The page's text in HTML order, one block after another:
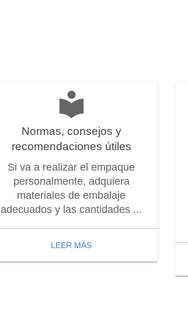
Normas, consejos y
recomendaciones útiles
Si va a realizar el empaque
personalmente, adquiera
materiales de embalaje
adecuados y las cantidades ...
LEER MÁS